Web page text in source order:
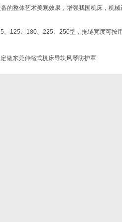
的整体艺术美观效果，增强我国机床，机械
、125、180、225、250型，拖链宽度可按
定做东莞伸缩式机床导轨风琴防护罩